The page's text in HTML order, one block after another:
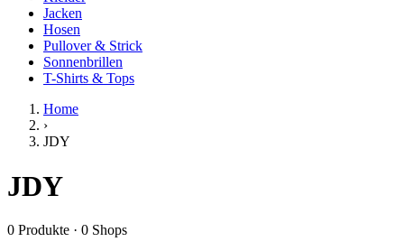
Jacken
Hosen
Pullover & Strick
Sonnenbrillen
T-Shirts & Tops
Home
›
JDY
JDY
0 Produkte · 0 Shops